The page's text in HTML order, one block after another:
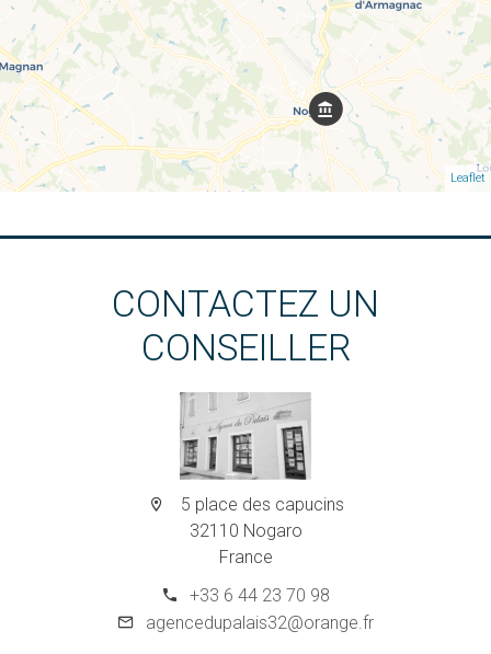
Leaflet
CONTACTEZ UN
CONSEILLER
5 place des capucins
32110 Nogaro
France
+33 6 44 23 70 98
agencedupalais32@orange.fr